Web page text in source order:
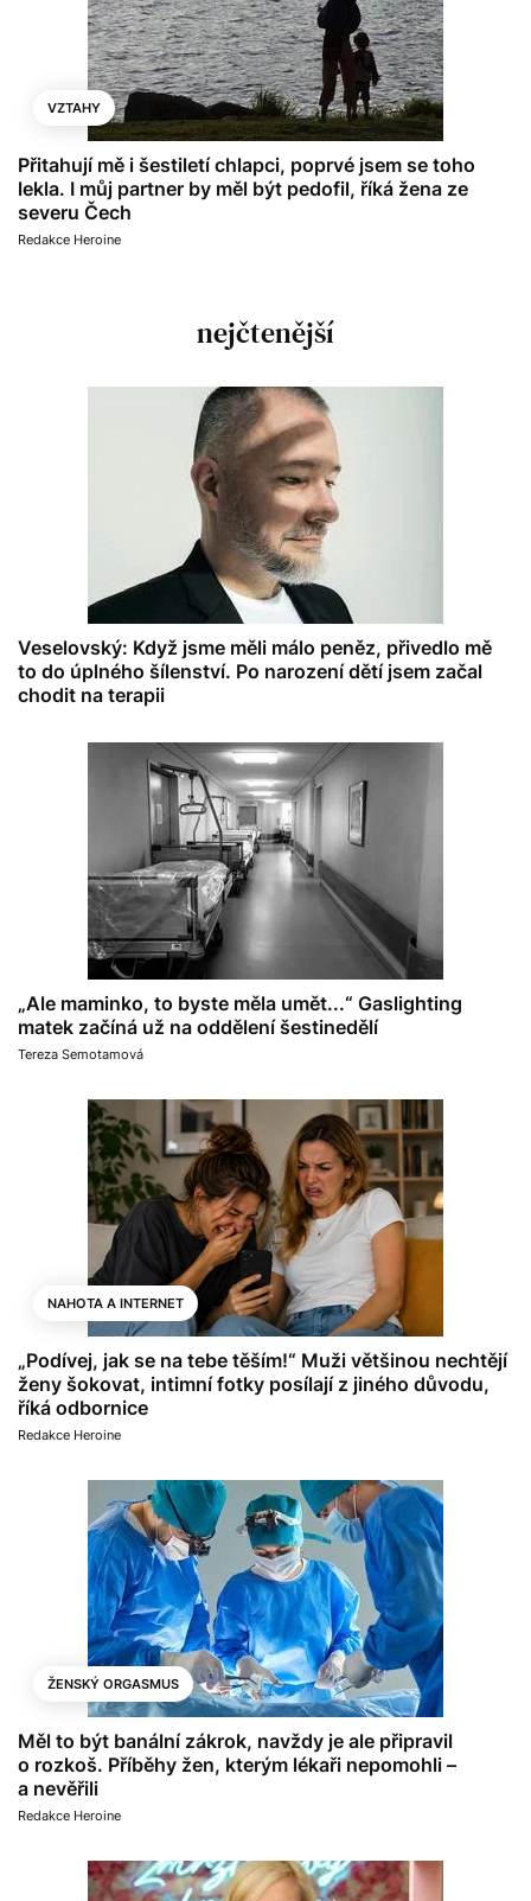
VZTAHY
Přitahují mě i šestiletí chlapci, poprvé jsem se toho
lekla. I můj partner by měl být pedofil, říká žena ze
severu Čech
Redakce Heroine
nejčtenější
Veselovský: Když jsme měli málo peněz, přivedlo mě
to do úplného šílenství. Po narození dětí jsem začal
chodit na terapii
„Ale maminko, to byste měla umět...“ Gaslighting
matek začíná už na oddělení šestinedělí
Tereza Semotamová
NAHOTA A INTERNET
„Podívej, jak se na tebe těším!“ Muži většinou nechtějí
ženy šokovat, intimní fotky posílají z jiného důvodu,
říká odbornice
Redakce Heroine
ŽENSKÝ ORGASMUS
Měl to být banální zákrok, navždy je ale připravil
o rozkoš. Příběhy žen, kterým lékaři nepomohli –
a nevěřili
Redakce Heroine